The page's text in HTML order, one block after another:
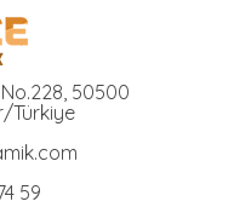
50500
Türkiye
59